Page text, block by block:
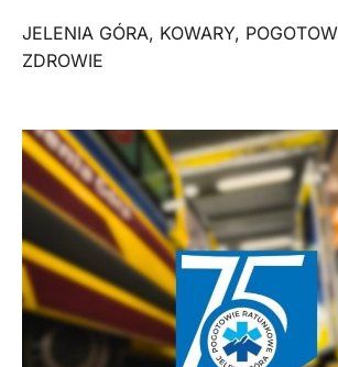
JELENIA GÓRA, KOWARY,
ZDROWIE